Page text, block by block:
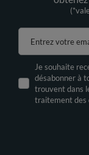
Entrez votre
Je souhaite
désabonner à
trouvent dans
traitement des